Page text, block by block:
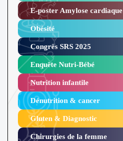
E-poster Amylose cardiaque ​
Obésité ​
Congrès SRS 2025 ​
Enquête Nutri-Bébé ​
Nutrition infantile
Dénutrition & cancer
Gluten & Diagnostic
Chirurgies de la femme